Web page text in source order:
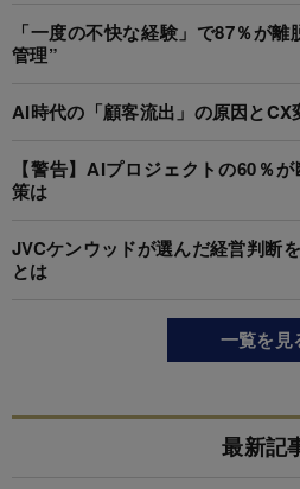
「一度の不快な経験」で87％が
管理”
AI時代の「顧客流出」の原因とCX
【警告】AIプロジェクトの60％
策は
JVCケンウッドが選んだ経営判断
とは
一覧を見
最新記